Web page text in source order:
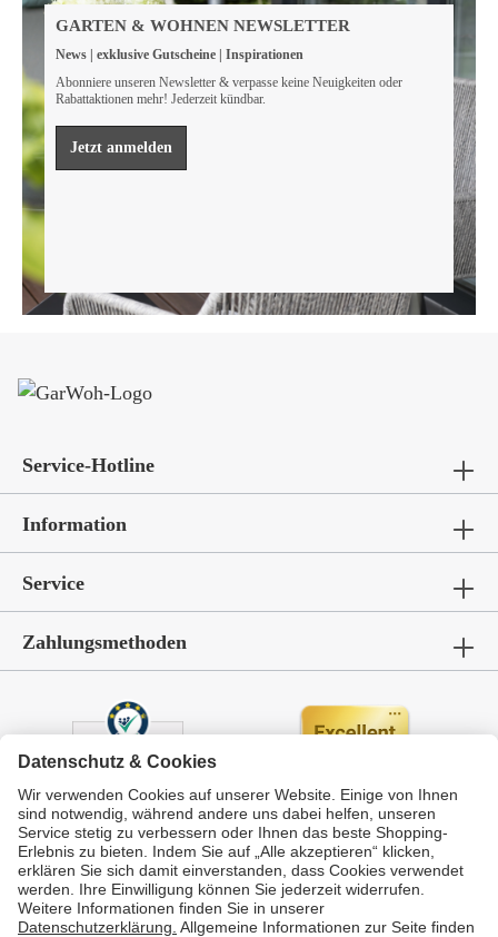
Wir sind FSC® zertifiziert
leisten müssen, um unsere natürlichen Ressourcen zu
bewahren.
Mehr erfahren
GARTEN & WOHNEN NEWSLETTER
News | exklusive Gutscheine | Inspirationen
Abonniere unseren Newsletter & verpasse keine Neuigkeiten oder
Rabattaktionen mehr! Jederzeit kündbar.
Jetzt anmelden
Service-Hotline
Information
Service
Zahlungsmethoden
Durchschnittliche Bewertung von GarWoh – Gartenmöbel & Wohnen
mit336Bewertungen